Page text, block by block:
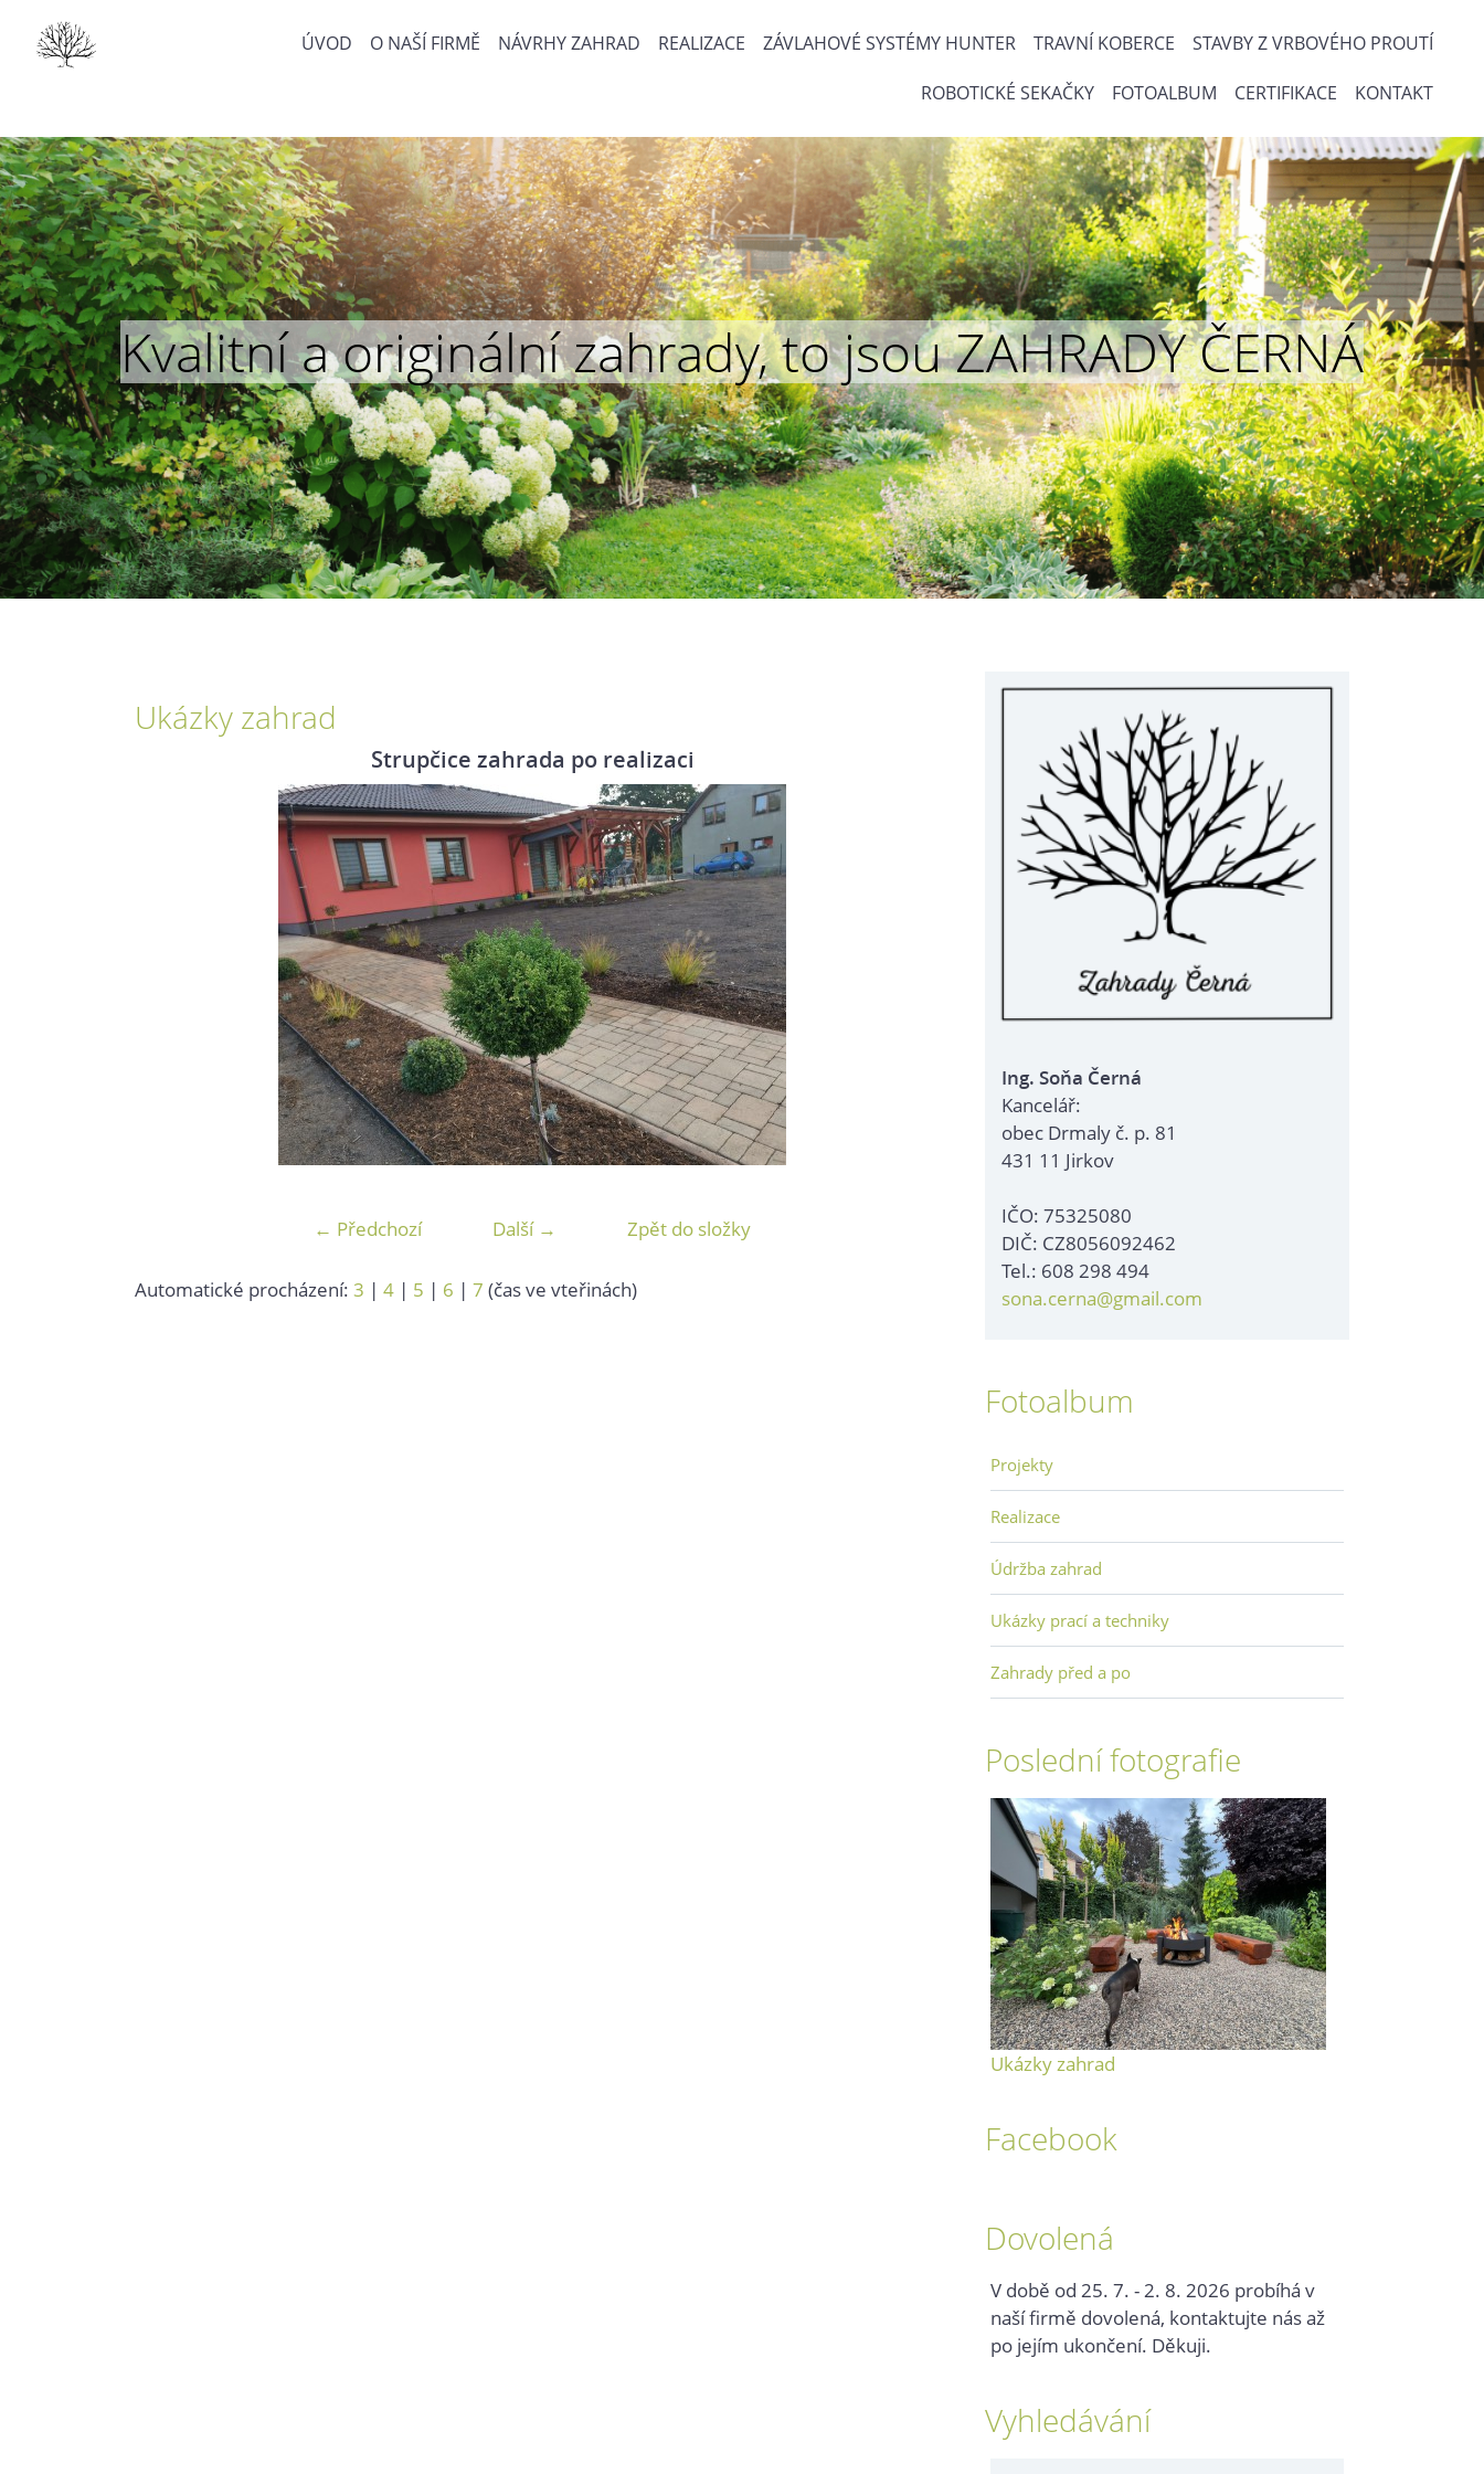
ÚVOD O NAŠÍ FIRMĚ NÁVRHY ZAHRAD REALIZACE ZÁVLAHOVÉ SYSTÉMY HUNTER TRAVNÍ KOBERCE STAVBY Z VRBOVÉHO PROUTÍ
ROBOTICKÉ SEKAČKY FOTOALBUM CERTIFIKACE KONTAKT
Kvalitní a originální zahrady, to jsou ZAHRADY ČERNÁ
Ukázky zahrad
Strupčice zahrada po realizaci
← Předchozí Další → Zpět do složky
Automatické procházení: 3 | 4 | 5 | 6 | 7 (čas ve vteřinách)
Ing. Soňa Černá
Kancelář:
obec Drmaly č. p. 81
431 11 Jirkov
IČO: 75325080
DIČ: CZ8056092462
Tel.: 608 298 494
sona.cerna@gmail.com
Fotoalbum
Projekty
Realizace
Údržba zahrad
Ukázky prací a techniky
Zahrady před a po
Poslední fotografie
Ukázky zahrad
Facebook
Dovolená
V době od 25. 7. - 2. 8. 2026 probíhá v
naší firmě dovolená, kontaktujte nás až
po jejím ukončení. Děkuji.
Vyhledávání